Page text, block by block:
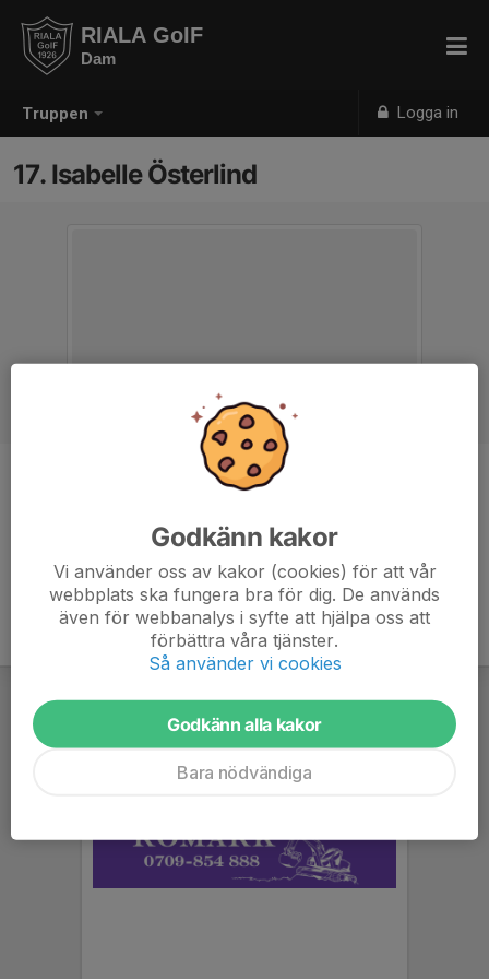
Truppen Logga in
RIALA GoIF
Dam
17. Isabelle Österlind
Godkänn kakor
Vi använder oss av kakor (cookies) för att vår
webbplats ska fungera bra för dig. De används
även för webbanalys i syfte att hjälpa oss att
förbättra våra tjänster.
Så använder vi cookies
Godkänn alla kakor
Bara nödvändiga